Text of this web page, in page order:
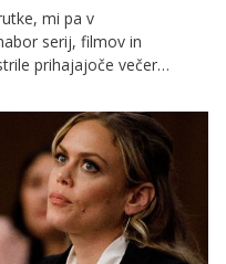
mi pa v
serij, filmov in
prihajajoče večere.
našlo nekaj.
gledali vse